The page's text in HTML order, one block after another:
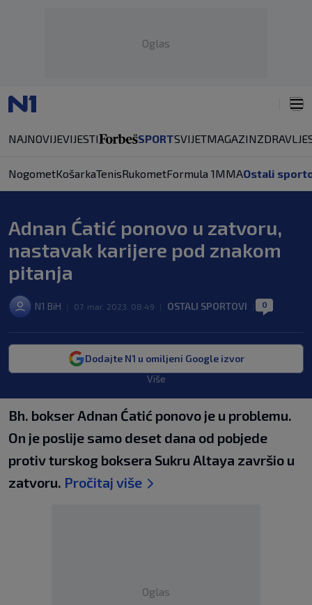
Oglas
NAJNOVIJEVIJESTI SPORTSVIJETMAGAZINZDRAVLJE
NogometKošarkaTenisRukometFormula 1MMAOstali
Adnan Ćatić ponovo u zatvoru,
nastavak karijere pod znakom
pitanja
N1 BiH 07. mar. 2023. 08:49 OSTALI SPORTOVI 0
Dodajte N1 u omiljeni Google izvor
Više
Bh. bokser Adnan Ćatić ponovo je u problemu.
On je poslije samo deset dana od pobjede
protiv turskog boksera Sukru Altaya završio u
zatvoru. Pročitaj više
Oglas